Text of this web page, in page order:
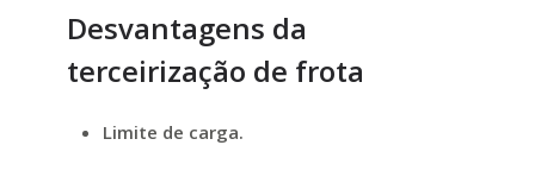
Desvantagens da
terceirização de frota
Limite de carga.